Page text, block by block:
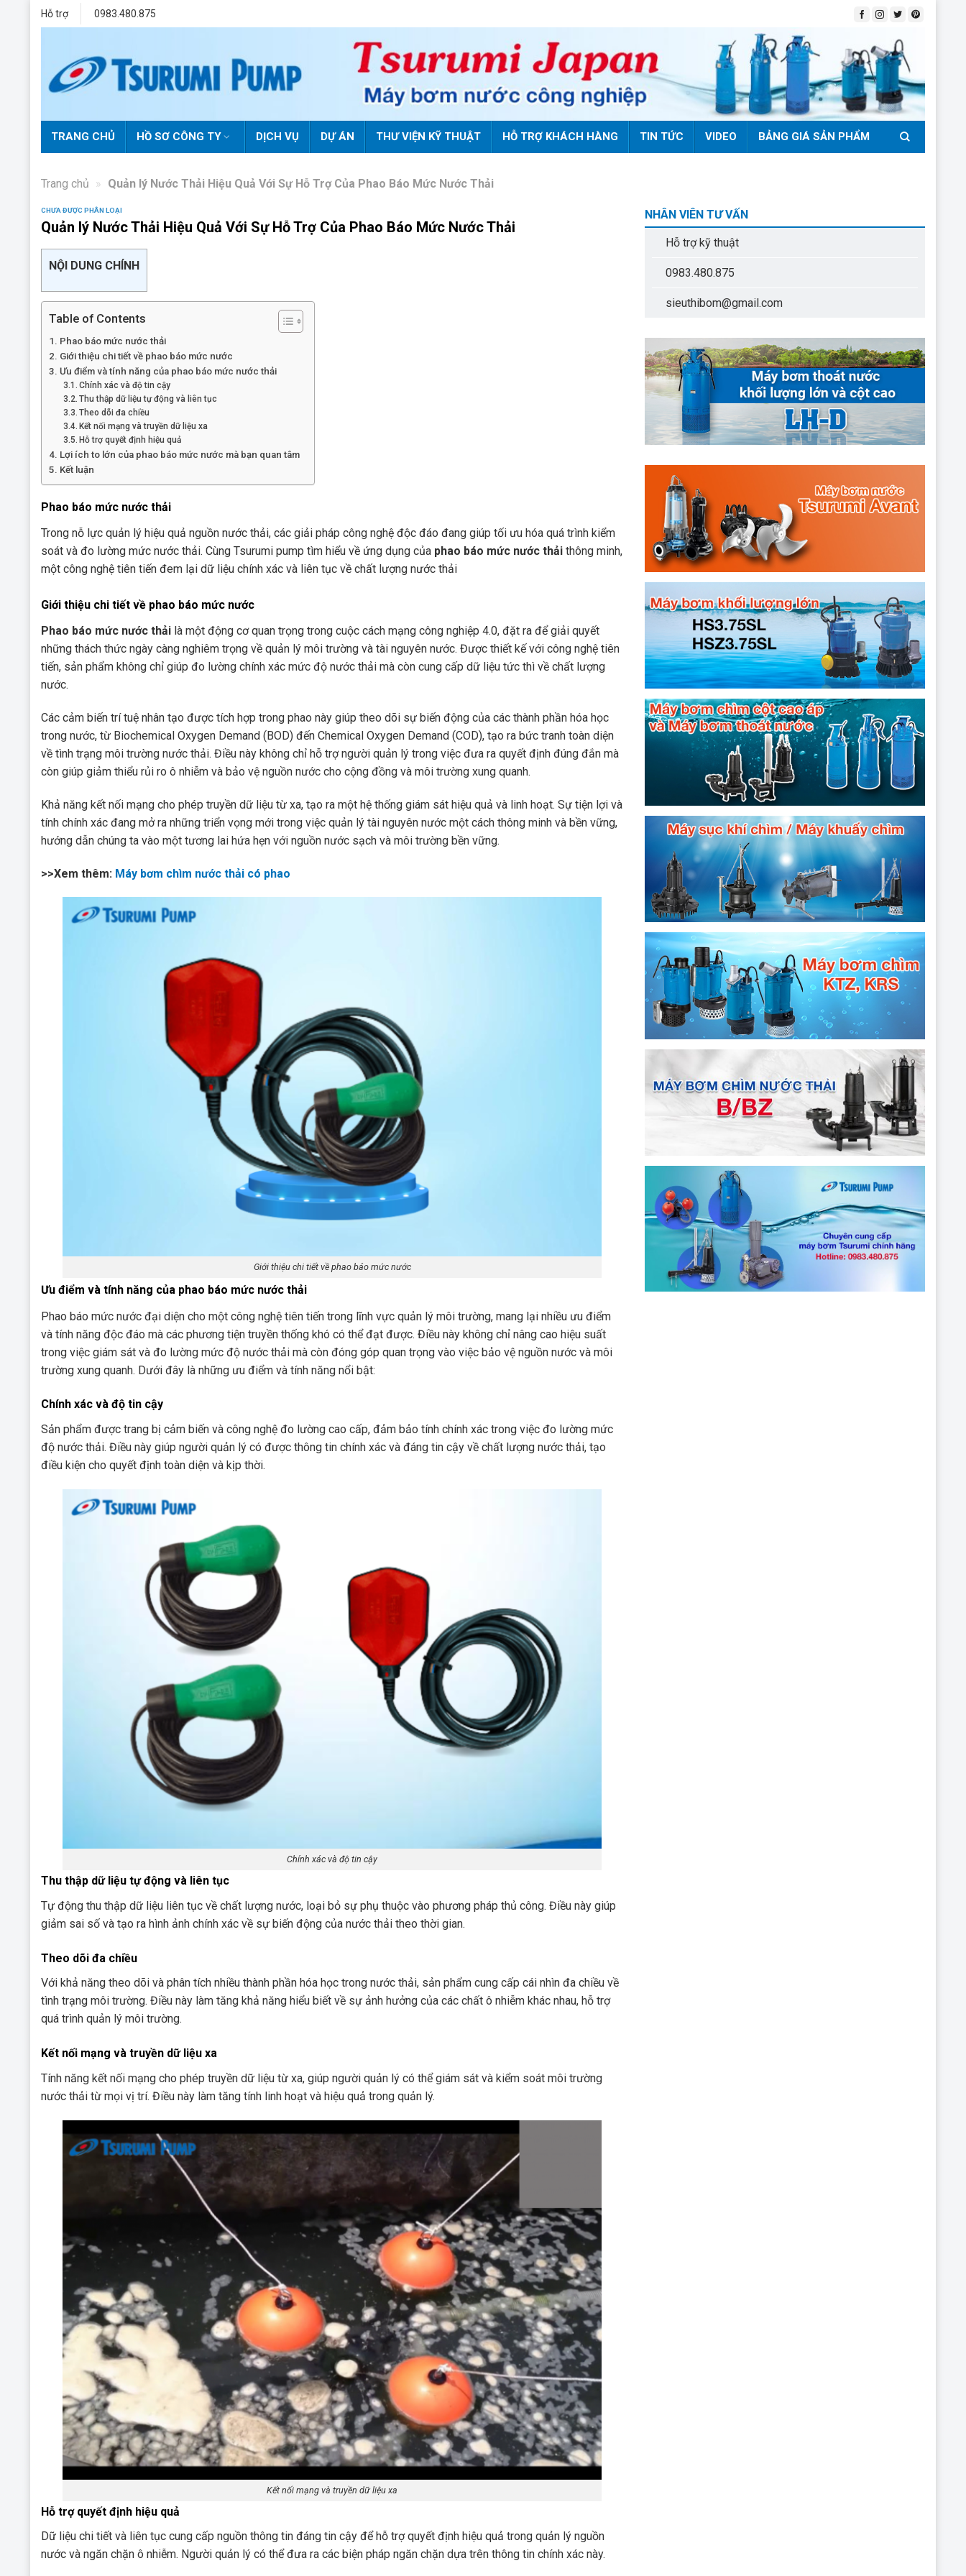
Hỗ trợ 0983.480.875
TRANG CHỦ HỒ SƠ CÔNG TY DỊCH VỤ DỰ ÁN THƯ VIỆN KỸ THUẬT HỖ TRỢ KHÁCH HÀNG TIN TỨC VIDEO BẢNG GIÁ SẢN PHẨM
Trang chủ » Quản lý Nước Thải Hiệu Quả Với Sự Hỗ Trợ Của Phao Báo Mức Nước Thải
CHƯA ĐƯỢC PHÂN LOẠI
Quản lý Nước Thải Hiệu Quả Với Sự Hỗ Trợ Của Phao Báo Mức Nước Thải
NỘI DUNG CHÍNH
Table of Contents
Phao báo mức nước thải
Giới thiệu chi tiết về phao báo mức nước
Ưu điểm và tính năng của phao báo mức nước thải
Chính xác và độ tin cậy
Thu thập dữ liệu tự động và liên tục
Theo dõi đa chiều
Kết nối mạng và truyền dữ liệu xa
Hỗ trợ quyết định hiệu quả
Lợi ích to lớn của phao báo mức nước mà bạn quan tâm
Kết luận
Phao báo mức nước thải
Trong nỗ lực quản lý hiệu quả nguồn nước thải, các giải pháp công nghệ độc đáo đang giúp tối ưu hóa quá trình kiểm
soát và đo lường mức nước thải. Cùng Tsurumi pump tìm hiểu về ứng dụng của phao báo mức nước thải thông minh,
một công nghệ tiên tiến đem lại dữ liệu chính xác và liên tục về chất lượng nước thải
Giới thiệu chi tiết về phao báo mức nước
Phao báo mức nước thải là một động cơ quan trọng trong cuộc cách mạng công nghiệp 4.0, đặt ra để giải quyết
những thách thức ngày càng nghiêm trọng về quản lý môi trường và tài nguyên nước. Được thiết kế với công nghệ tiên
tiến, sản phẩm không chỉ giúp đo lường chính xác mức độ nước thải mà còn cung cấp dữ liệu tức thì về chất lượng
nước.
Các cảm biến trí tuệ nhân tạo được tích hợp trong phao này giúp theo dõi sự biến động của các thành phần hóa học
trong nước, từ Biochemical Oxygen Demand (BOD) đến Chemical Oxygen Demand (COD), tạo ra bức tranh toàn diện
về tình trạng môi trường nước thải. Điều này không chỉ hỗ trợ người quản lý trong việc đưa ra quyết định đúng đắn mà
còn giúp giảm thiểu rủi ro ô nhiễm và bảo vệ nguồn nước cho cộng đồng và môi trường xung quanh.
Khả năng kết nối mạng cho phép truyền dữ liệu từ xa, tạo ra một hệ thống giám sát hiệu quả và linh hoạt. Sự tiện lợi và
tính chính xác đang mở ra những triển vọng mới trong việc quản lý tài nguyên nước một cách thông minh và bền vững,
hướng dẫn chúng ta vào một tương lai hứa hẹn với nguồn nước sạch và môi trường bền vững.
>>Xem thêm: Máy bơm chìm nước thải có phao
Giới thiệu chi tiết về phao báo mức nước
Ưu điểm và tính năng của phao báo mức nước thải
Phao báo mức nước đại diện cho một công nghệ tiên tiến trong lĩnh vực quản lý môi trường, mang lại nhiều ưu điểm
và tính năng độc đáo mà các phương tiện truyền thống khó có thể đạt được. Điều này không chỉ nâng cao hiệu suất
trong việc giám sát và đo lường mức độ nước thải mà còn đóng góp quan trọng vào việc bảo vệ nguồn nước và môi
trường xung quanh. Dưới đây là những ưu điểm và tính năng nổi bật:
Chính xác và độ tin cậy
Sản phẩm được trang bị cảm biến và công nghệ đo lường cao cấp, đảm bảo tính chính xác trong việc đo lường mức
độ nước thải. Điều này giúp người quản lý có được thông tin chính xác và đáng tin cậy về chất lượng nước thải, tạo
điều kiện cho quyết định toàn diện và kịp thời.
Chính xác và độ tin cậy
Thu thập dữ liệu tự động và liên tục
Tự động thu thập dữ liệu liên tục về chất lượng nước, loại bỏ sự phụ thuộc vào phương pháp thủ công. Điều này giúp
giảm sai số và tạo ra hình ảnh chính xác về sự biến động của nước thải theo thời gian.
Theo dõi đa chiều
Với khả năng theo dõi và phân tích nhiều thành phần hóa học trong nước thải, sản phẩm cung cấp cái nhìn đa chiều về
tình trạng môi trường. Điều này làm tăng khả năng hiểu biết về sự ảnh hưởng của các chất ô nhiễm khác nhau, hỗ trợ
quá trình quản lý môi trường.
Kết nối mạng và truyền dữ liệu xa
Tính năng kết nối mạng cho phép truyền dữ liệu từ xa, giúp người quản lý có thể giám sát và kiểm soát môi trường
nước thải từ mọi vị trí. Điều này làm tăng tính linh hoạt và hiệu quả trong quản lý.
Kết nối mạng và truyền dữ liệu xa
Hỗ trợ quyết định hiệu quả
Dữ liệu chi tiết và liên tục cung cấp nguồn thông tin đáng tin cậy để hỗ trợ quyết định hiệu quả trong quản lý nguồn
nước và ngăn chặn ô nhiễm. Người quản lý có thể đưa ra các biện pháp ngăn chặn dựa trên thông tin chính xác này.
NHÂN VIÊN TƯ VẤN
Hỗ trợ kỹ thuật
0983.480.875
sieuthibom@gmail.com